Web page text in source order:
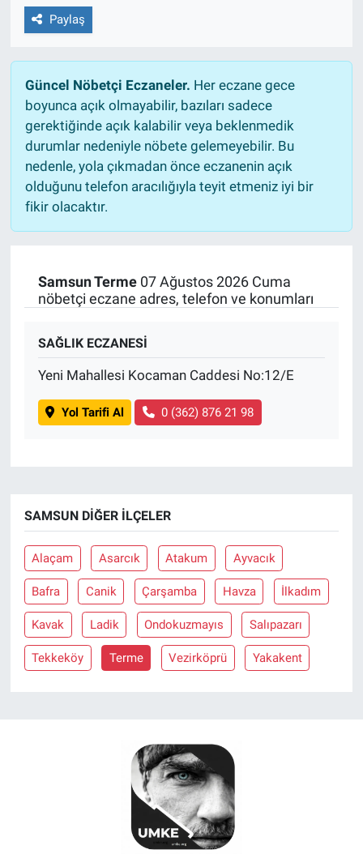
Paylaş
Güncel Nöbetçi Eczaneler. Her eczane gece
boyunca açık olmayabilir, bazıları sadece
gerektiğinde açık kalabilir veya beklenmedik
durumlar nedeniyle nöbete gelemeyebilir. Bu
nedenle, yola çıkmadan önce eczanenin açık
olduğunu telefon aracılığıyla teyit etmeniz iyi bir
fikir olacaktır.
Samsun Terme07 Ağustos 2026 Cuma
nöbetçi eczane adres, telefon ve konumları
SAĞLIK ECZANESİ
Yeni Mahallesi Kocaman Caddesi No:12/E
Yol Tarifi Al 0 (362) 876 21 98
SAMSUN DIĞER İLÇELER
Alaçam Asarcık Atakum Ayvacık
Bafra Canik Çarşamba Havza İlkadım
Kavak Ladik Ondokuzmayıs Salıpazarı
Tekkeköy Terme Vezirköprü Yakakent